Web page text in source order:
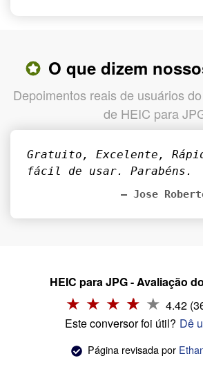
O que dizem
Depoimentos reais de usuários
de HEIC para
Gratuito, Excelente,
fácil de usar. Parabéns.
– Jose
HEIC para JPG - Avaliação
4.42
Este conversor foi útil? Dê
Página revisada por